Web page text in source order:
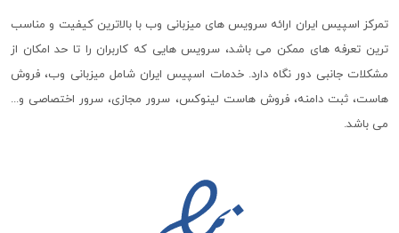
تمرکز اسپیس ایران ارائه سرویس های میزبانی وب با بالاترین کیفیت و مناسب
ترین تعرفه های ممکن می باشد، سرویس هایی که کاربران را تا حد امکان از
مشکلات جانبی دور نگاه دارد. خدمات اسپیس ایران شامل میزبانی وب، فروش
هاست، ثبت دامنه، فروش هاست لینوکس، سرور مجازی، سرور اختصاصی و...
می باشد.